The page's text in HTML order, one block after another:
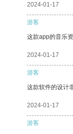
2024-01-17
游客
这款app的音乐
2024-01-17
游客
这款软件的设计
2024-01-17
游客